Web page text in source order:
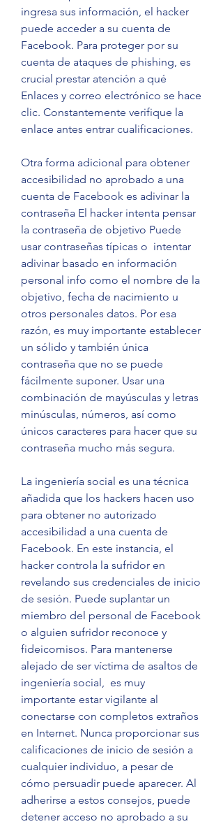
ingresa sus información, el hacker
puede acceder a su cuenta de
Facebook. Para proteger por su
cuenta de ataques de phishing, es
crucial prestar atención a qué
Enlaces y correo electrónico se hace
clic. Constantemente verifique la
enlace antes entrar cualificaciones.
Otra forma adicional para obtener
accesibilidad no aprobado a una
cuenta de Facebook es adivinar la
contraseña El hacker intenta pensar
la contraseña de objetivo Puede
usar contraseñas típicas o  intentar
adivinar basado en información
personal info como el nombre de la
objetivo, fecha de nacimiento u
otros personales datos. Por esa
razón, es muy importante establecer
un sólido y también única
contraseña que no se puede
fácilmente suponer. Usar una
combinación de mayúsculas y letras
minúsculas, números, así como
únicos caracteres para hacer que su
contraseña mucho más segura.
La ingeniería social es una técnica
añadida que los hackers hacen uso
para obtener no autorizado
accesibilidad a una cuenta de
Facebook. En este instancia, el
hacker controla la sufridor en
revelando sus credenciales de inicio
de sesión. Puede suplantar un
miembro del personal de Facebook
o alguien sufridor reconoce y
fideicomisos. Para mantenerse
alejado de ser víctima de asaltos de
ingeniería social,  es muy
importante estar vigilante al
conectarse con completos extraños
en Internet. Nunca proporcionar sus
calificaciones de inicio de sesión a
cualquier individuo, a pesar de
cómo persuadir puede aparecer. Al
adherirse a estos consejos, puede
detener acceso no aprobado a su